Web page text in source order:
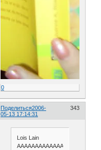
0
Поделиться 343
2006-
05-13 17:14:31
Lois Lain